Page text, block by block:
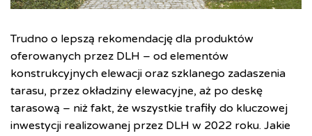
Trudno o lepszą rekomendację dla produktów
oferowanych przez DLH – od elementów
konstrukcyjnych elewacji oraz szklanego zadaszenia
tarasu, przez okładziny elewacyjne, aż po deskę
tarasową – niż fakt, że wszystkie trafiły do kluczowej
inwestycji realizowanej przez DLH w 2022 roku. Jakie